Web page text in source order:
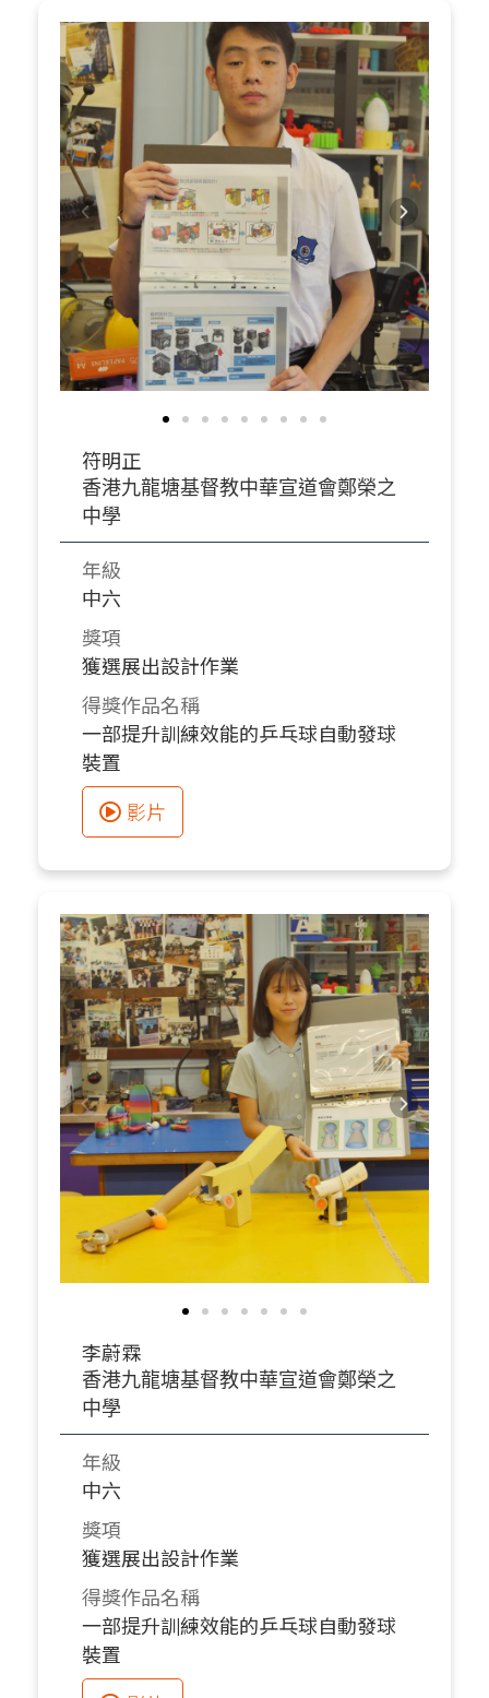
符明正
香港九龍塘基督教中華宣道會鄭榮之
中學
年級
中六
獎項
獲選展出設計作業
得獎作品名稱
一部提升訓練效能的乒乓球自動發球
裝置
影片
李蔚霖
香港九龍塘基督教中華宣道會鄭榮之
中學
年級
中六
獎項
獲選展出設計作業
得獎作品名稱
一部提升訓練效能的乒乓球自動發球
裝置